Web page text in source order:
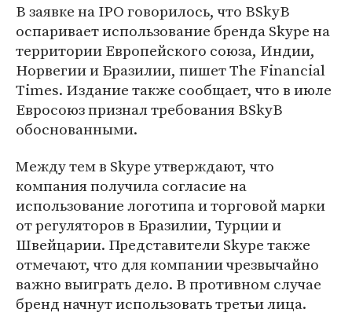
В заявке на IPO говорилось, что BSkyB
оспаривает использование бренда Skype на
территории Европейского союза, Индии,
Норвегии и Бразилии, пишет The Financial
Times. Издание также сообщает, что в июле
Евросоюз признал требования BSkyB
обоснованными.
Между тем в Skype утверждают, что
компания получила согласие на
использование логотипа и торговой марки
от регуляторов в Бразилии, Турции и
Швейцарии. Представители Skype также
отмечают, что для компании чрезвычайно
важно выиграть дело. В противном случае
бренд начнут использовать третьи лица.